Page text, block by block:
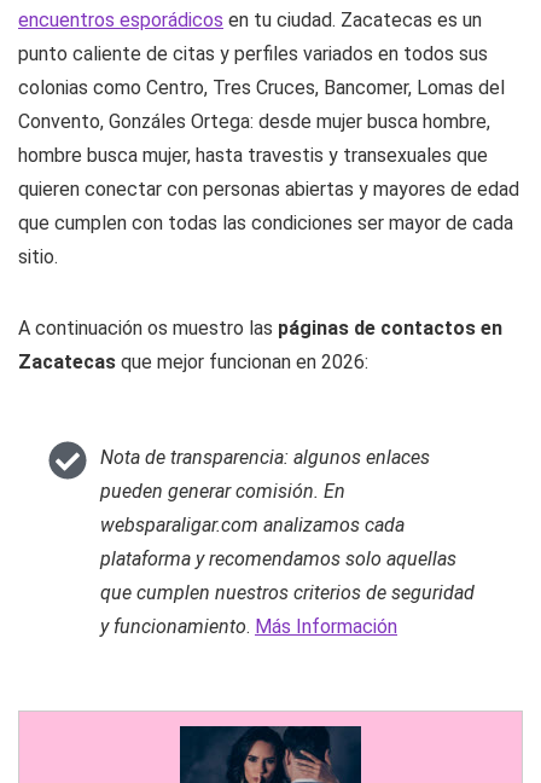
encuentros esporádicos en tu ciudad. Zacatecas es un
punto caliente de citas y perfiles variados en todos sus
colonias como Centro, Tres Cruces, Bancomer, Lomas del
Convento, Gonzáles Ortega: desde mujer busca hombre,
hombre busca mujer, hasta travestis y transexuales que
quieren conectar con personas abiertas y mayores de edad
que cumplen con todas las condiciones ser mayor de cada
sitio.
A continuación os muestro las páginas de contactos en
Zacatecas que mejor funcionan en 2026:
Nota de transparencia: algunos enlaces
pueden generar comisión. En
websparaligar.com analizamos cada
plataforma y recomendamos solo aquellas
que cumplen nuestros criterios de seguridad
y funcionamiento. Más Información